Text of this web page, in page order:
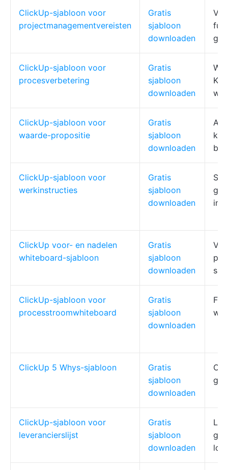
ClickUp-sjabloon voor
projectmanagementvereisten
Gratis
sjabloon
downloaden
ClickUp-sjabloon voor
procesverbetering
Gratis
sjabloon
downloaden
ClickUp-sjabloon voor
waarde-propositie
Gratis
sjabloon
downloaden
ClickUp-sjabloon voor
werkinstructies
Gratis
sjabloon
downloaden
ClickUp voor- en nadelen
whiteboard-sjabloon
Gratis
sjabloon
downloaden
ClickUp-sjabloon voor
processtroomwhiteboard
Gratis
sjabloon
downloaden
ClickUp 5 Whys-sjabloon
Gratis
sjabloon
downloaden
ClickUp-sjabloon voor
leverancierslijst
Gratis
sjabloon
downloaden